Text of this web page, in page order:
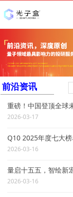
首页
深度
ꀂ 技术分析
研究报告
ꀂ 量子计算
量子通信&安全
量子精密测量
2026-03-17
2026-03-16
2026-03-16
前沿资讯